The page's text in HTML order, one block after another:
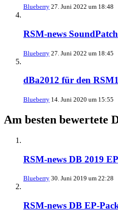
Blueberry 27. Juni 2022 um 18:48
RSM-news
Blueberry 27. Juni 2022 um 18:45
dBa2012 für den
Blueberry 14. Juni 2020 um 15:55
Am besten bewertete
RSM-news DB 2019
Blueberry 30. Juni 2019 um 22:28
RSM-news DB EP-